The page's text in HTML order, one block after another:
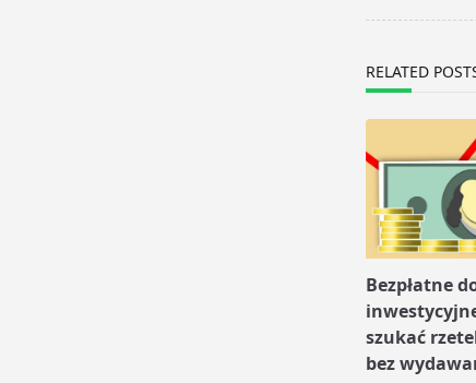
text">Page</
RELATED
Bezpłatne
szukać
bez